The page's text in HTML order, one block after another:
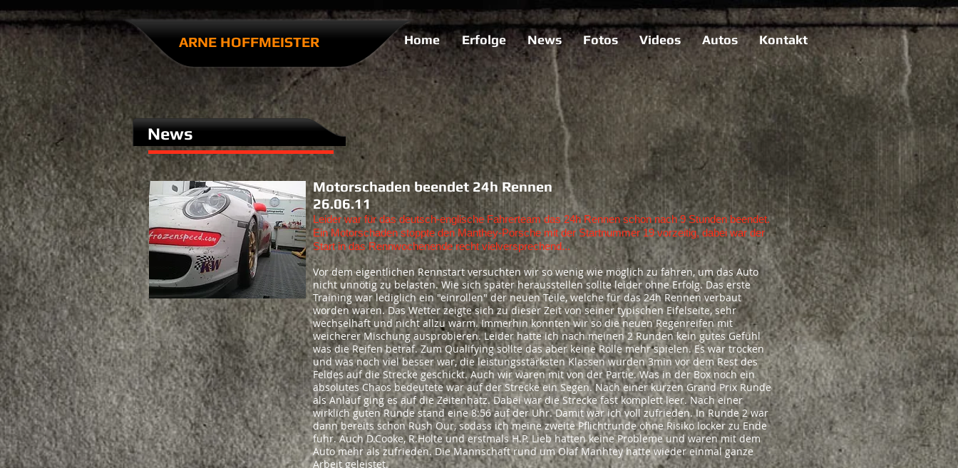
ARNE HOFFMEISTER​ Home Erfolge News Fotos Videos Autos Kontakt
Motorschaden beendet 24h Rennen
26.06.11
Leider war für das deutsch-englische Fahrerteam das 24h Rennen schon nach 9 Stunden beendet.
Ein Motorschaden stoppte den Manthey-Porsche mit der Startnummer 19 vorzeitig, dabei war der
Start in das Rennwochenende recht vielversprechend...
Vor dem eigentlichen Rennstart versuchten wir so wenig wie möglich zu fahren, um das Auto
nicht unnötig zu belasten. Wie sich später herausstellen sollte leider ohne Erfolg. Das erste
Training war lediglich ein "einrollen" der neuen Teile, welche für das 24h Rennen verbaut
worden waren. Das Wetter zeigte sich zu dieser Zeit von seiner typischen Eifelseite, sehr
wechselhaft und nicht allzu warm. Immerhin konnten wir so die neuen Regenreifen mit
weicherer Mischung ausprobieren. Leider hatte ich nach meinen 2 Runden kein gutes Gefühl
was die Reifen betraf. Zum Qualifying sollte das aber keine Rolle mehr spielen. Es war trocken
und was noch viel besser war, die leistungsstärksten Klassen wurden 3min vor dem Rest des
Feldes auf die Strecke geschickt. Auch wir waren mit von der Partie. Was in der Box noch ein
absolutes Chaos bedeutete war auf der Strecke ein Segen. Nach einer kurzen Grand Prix Runde
als Anlauf ging es auf die Zeitenhatz. Dabei war die Strecke fast komplett leer. Nach einer
wirklich guten Runde stand eine 8:56 auf der Uhr. Damit war ich voll zufrieden. In Runde 2 war
dann bereits schon Rush Our, sodass ich meine zweite Pflichtrunde ohne Risiko locker zu Ende
fuhr. Auch D.Cooke, R.Holte und erstmals H.P. Lieb hatten keine Probleme und waren mit dem
Auto mehr als zufrieden. Die Mannschaft rund um Olaf Manhtey hatte wieder einmal ganze
Arbeit geleistet.
News